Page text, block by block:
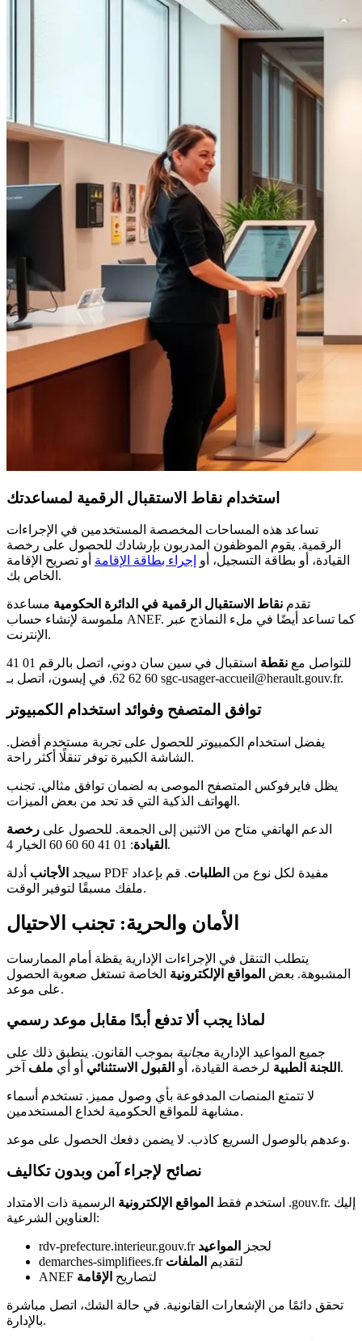
استخدام نقاط الاستقبال الرقمية لمساعدتك
تساعد هذه المساحات المخصصة المستخدمين في الإجراءات
الرقمية. يقوم الموظفون المدربون بإرشادك للحصول على رخصة
القيادة، أو بطاقة التسجيل، أو إجراء بطاقة الإقامة أو تصريح الإقامة
الخاص بك.
تقدم نقاط الاستقبال الرقمية في الدائرة الحكومية مساعدة
ملموسة لإنشاء حساب ANEF. كما تساعد أيضًا في ملء النماذج عبر
الإنترنت.
للتواصل مع نقطة
استقبال في سين سان دوني، اتصل بالرقم 01 41
60 62 62. في إيسون، اتصل بـ sgc-usager-accueil@herault.gouv.fr.
توافق المتصفح وفوائد استخدام الكمبيوتر
يفضل استخدام الكمبيوتر للحصول على تجربة مستخدم أفضل.
الشاشة الكبيرة توفر تنقلًا أكثر راحة.
يظل فايرفوكس المتصفح الموصى به لضمان توافق مثالي. تجنب
الهواتف الذكية التي قد تحد من بعض الميزات.
الدعم الهاتفي متاح من الاثنين إلى الجمعة. للحصول على رخصة
القيادة : 01 41 60 60 60 الخيار 4.
سيجد الأجانب أدلة PDF مفيدة لكل نوع من الطلبات. قم بإعداد
ملفك مسبقًا لتوفير الوقت.
الأمان والحرية: تجنب الاحتيال
يتطلب التنقل في الإجراءات الإدارية يقظة أمام الممارسات
المشبوهة. بعض المواقع الإلكترونية الخاصة تستغل صعوبة الحصول
على موعد.
لماذا يجب ألا تدفع أبدًا مقابل موعد رسمي
جميع المواعيد الإدارية مجانية بموجب القانون. ينطبق ذلك على
اللجنة الطبية لرخصة القيادة، أو القبول الاستثنائي أو أي ملف آخر.
لا تتمتع المنصات المدفوعة بأي وصول مميز. تستخدم أسماء
مشابهة للمواقع الحكومية لخداع المستخدمين.
وعدهم بالوصول السريع كاذب. لا يضمن دفعك الحصول على موعد.
نصائح لإجراء آمن وبدون تكاليف
استخدم فقط المواقع الإلكترونية الرسمية ذات الامتداد .gouv.fr. إليك
العناوين الشرعية:
rdv-prefecture.interieur.gouv.fr لحجز
المواعيد
demarches-simplifiees.fr لتقديم الملفات
ANEF لتصاريح الإقامة
تحقق دائمًا من الإشعارات القانونية. في حالة الشك، اتصل مباشرة
بالإدارة.